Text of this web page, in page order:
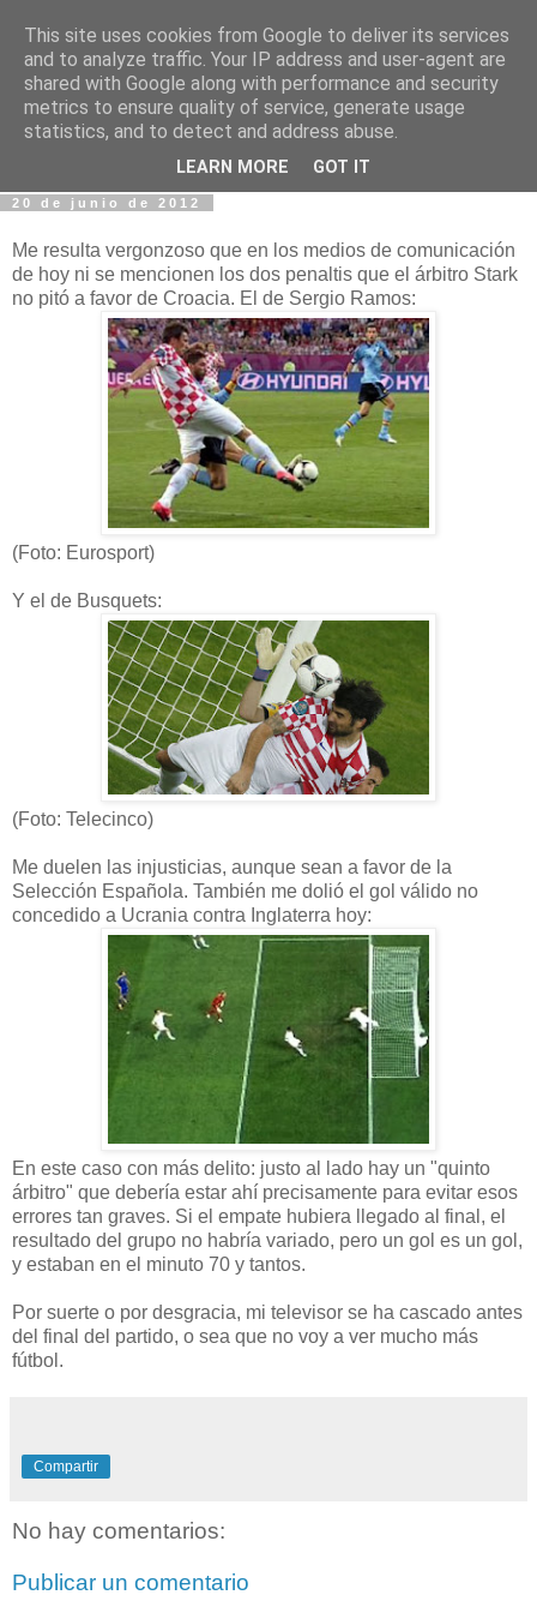
Fotos y Cosas
Miguel Sáenz de Santa María Elizalde
"Un blog es como un diario, pero sin candado".
20 de junio de 2012
Me resulta vergonzoso que en los medios de comunicación
de hoy ni se mencionen los dos penaltis que el árbitro Stark
no pitó a favor de Croacia. El de Sergio Ramos:
(Foto: Eurosport)
Y el de Busquets:
(Foto: Telecinco)
Me duelen las injusticias, aunque sean a favor de la
Selección Española. También me dolió el gol válido no
concedido a Ucrania contra Inglaterra hoy:
En este caso con más delito: justo al lado hay un "quinto
árbitro" que debería estar ahí precisamente para evitar esos
errores tan graves. Si el empate hubiera llegado al final, el
resultado del grupo no habría variado, pero un gol es un gol,
y estaban en el minuto 70 y tantos.
Por suerte o por desgracia, mi televisor se ha cascado antes
del final del partido, o sea que no voy a ver mucho más
fútbol.
Compartir
No hay comentarios:
Publicar un comentario
This site uses cookies from Google to deliver its services
and to analyze traffic. Your IP address and user-agent are
shared with Google along with performance and security
metrics to ensure quality of service, generate usage
statistics, and to detect and address abuse.
LEARN MORE GOT IT